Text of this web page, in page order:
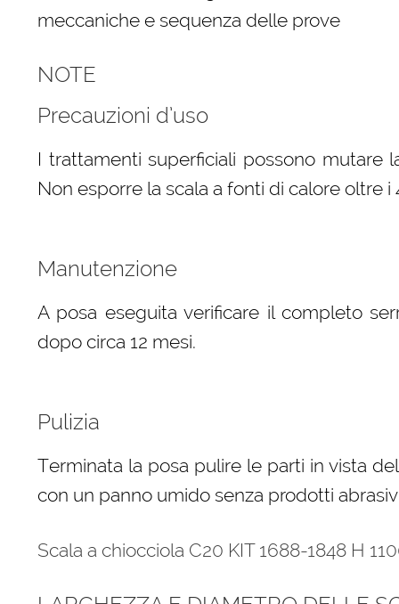
meccaniche e sequenza delle prove
NOTE
Precauzioni d’uso
I trattamenti superficiali possono mutare
Non esporre la scala a fonti di calore oltre i
Manutenzione
A posa eseguita verificare il completo
dopo circa 12 mesi.
Pulizia
Terminata la posa pulire le parti in vista
con un panno umido senza prodotti
Scala a chiocciola C20 KIT 1688-1848 H